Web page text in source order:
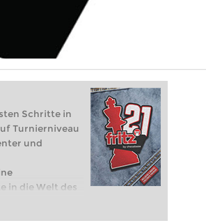
Schritte in
Turnierniveau
und
in die Welt des
spielen: Mit